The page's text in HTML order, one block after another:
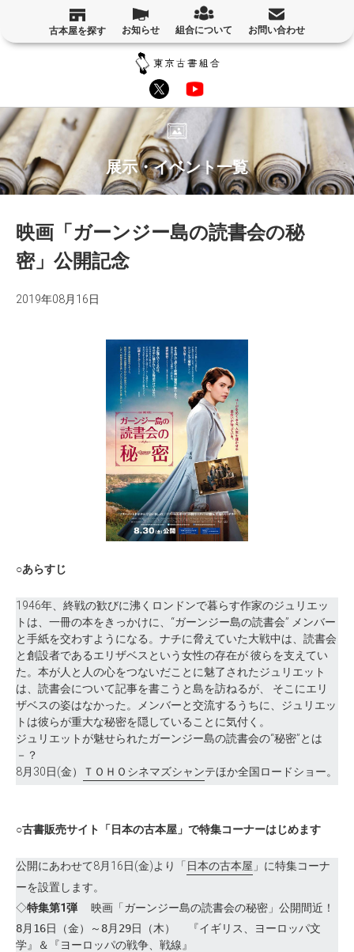
古本屋を探す お知らせ 組合について お問い合わせ
展示・イベント一覧
映画「ガーンジー島の読書会の秘
密」公開記念
2019年08月16日
○あらすじ
1946年、終戦の歓びに沸くロンドンで暮らす作家のジュリエッ
トは、一冊の本をきっかけに、“ガーンジー島の読書会” メンバー
と手紙を交わすようになる。ナチに脅えていた大戦中は、読書会
と創設者であるエリザベスという女性の存在が 彼らを支えてい
た。本が人と人の心をつないだことに魅了されたジュリエット
は、読書会について記事を書こうと島を訪ねるが、 そこにエリ
ザベスの姿はなかった。メンバーと交流するうちに、ジュリエッ
トは彼らが重大な秘密を隠していることに気付く。
ジュリエットが魅せられたガーンジー島の読書会の“秘密”とは
－？
8月30日(金）
ＴＯＨＯシネマズシャンテほか全国ロードショー。
○古書販売サイト「日本の古本屋」で特集コーナーはじめます
公開にあわせて8月16日(金)より「 日本の古本屋 」に特集コーナ
ーを設置します。
◇特集第1弾 映画「ガーンジー島の読書会の秘密」公開間近！
8月16日（金）～8月29日（木） 『イギリス、ヨーロッパ文
学』＆『ヨーロッパの戦争、戦線』